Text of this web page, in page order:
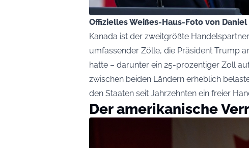
Offizielles Weißes-Haus-Foto von
Kanada ist der zweitgrößte
umfassender Zölle, die Präsident Trump
hatte – darunter ein 25-prozentiger Zoll
zwischen beiden Ländern erheblich
den Staaten seit Jahrzehnten ein freier
Der amerikanische